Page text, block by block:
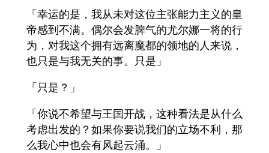
「幸运的是，我从未对这位主张能力主义的皇
帝感到不满。偶尔会发脾气的尤尔娜一将的行
为，对我这个拥有远离魔都的领地的人来说，
也只是与我无关的事。只是」
「只是？」
「你说不希望与王国开战，这种看法是从什么
考虑出发的？如果你要说我们的立场不利，那
么我心中也会有风起云涌。」